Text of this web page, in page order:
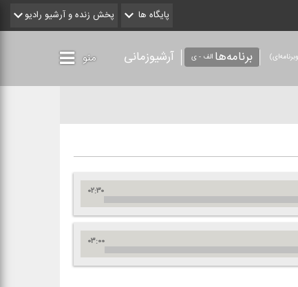
پایگاه ها پخش زنده و آرشیو رادیو
برنامه‌ها الف - ی آرشیوزمانی منو
۰۲:۳۰
۰۳:۰۰